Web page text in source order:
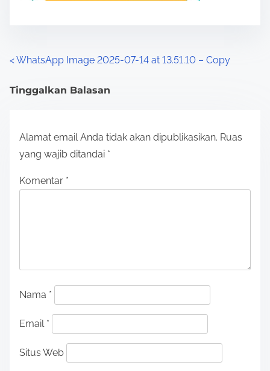
P
o
g
<WhatsApp Image 2025-07-14 at 13.51.10 – Copy
Tinggalkan Balasan
Alamat email Anda tidak akan dipublikasikan. Ruas
yang wajib ditandai *
Komentar *
Nama *
Email *
Situs Web